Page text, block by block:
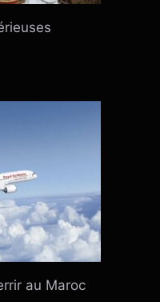
au Maroc